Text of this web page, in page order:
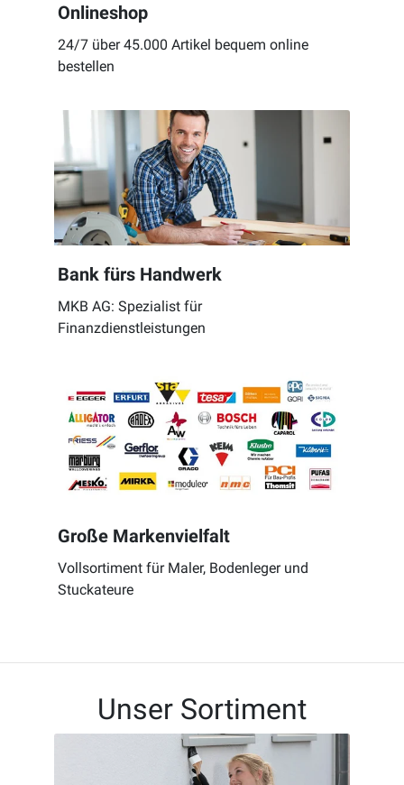
Onlineshop
24/7 über 45.000 Artikel bequem online
bestellen
Bank fürs Handwerk
MKB AG: Spezialist für
Finanzdienstleistungen
Große Markenvielfalt
Vollsortiment für Maler, Bodenleger und
Stuckateure
Unser Sortiment